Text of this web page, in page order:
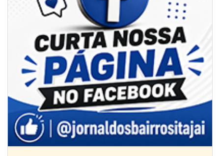
07/08/2026 | 18:12
Festa das Tradições Brasileiras reúne 4.145 pessoas na estreia, e
Reginaldo Sama sobe ao palco nesta sexta, às 19h
BALNEÁRIO CAMBORIÚ